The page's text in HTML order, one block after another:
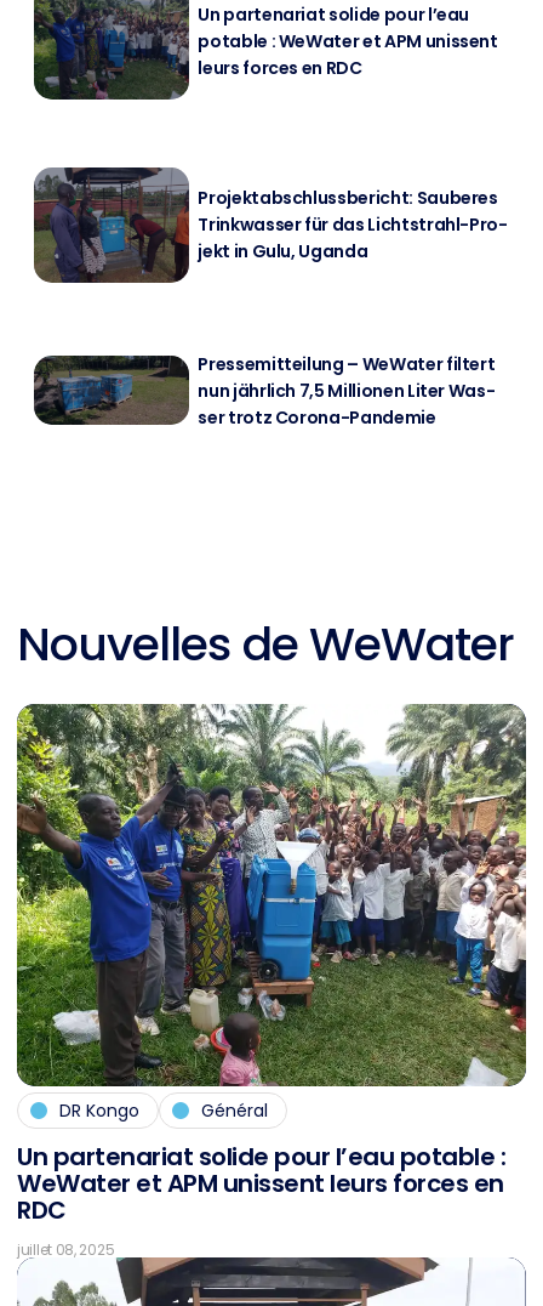
Un par­ten­ari­at so­li­de pour l’eau
pota­ble : We­Wa­ter et APM unis­sent
leurs forces en RDC
Pro­jekt­ab­schluss­be­richt: Sau­be­res
Trink­was­ser für das Licht­strahl-Pro­
jekt in Gulu, Ugan­da
Pres­se­mit­tei­lung – We­Wa­ter fil­tert
nun jähr­lich 7,5 Mil­lio­nen Li­ter Was­
ser trotz Co­ro­na-Pan­de­mie
Nouvelles de WeWater
DR Kongo Général
Un par­ten­ari­at so­li­de pour l’eau pota­ble :
We­Wa­ter et APM unis­sent leurs forces en
RDC
juillet 08, 2025